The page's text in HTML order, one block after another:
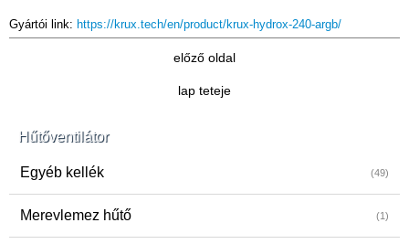
Hűtőventilátor
Egyéb kellék (49)
Merevlemez hűtő (1)
Gyártói link: https://krux.tech/en/product/krux-hydrox-240-argb/
előző oldal
lap teteje